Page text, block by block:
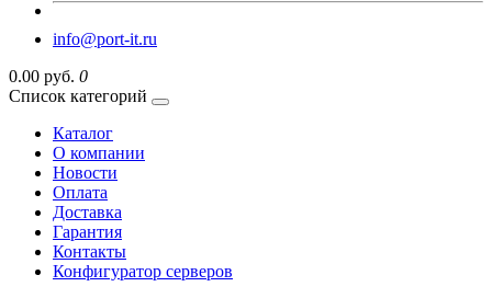
info@port-it.ru
0.00 руб. 0
Список категорий
Каталог
О компании
Новости
Оплата
Доставка
Гарантия
Контакты
Конфигуратор серверов